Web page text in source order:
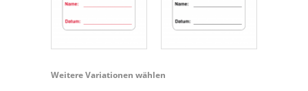
Weitere Variationen wählen